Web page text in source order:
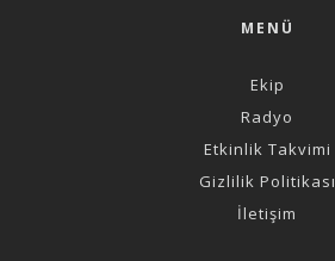
MENÜ
Ekip
Radyo
Etkinlik Takvimi
Gizlilik Politikası
İletişim